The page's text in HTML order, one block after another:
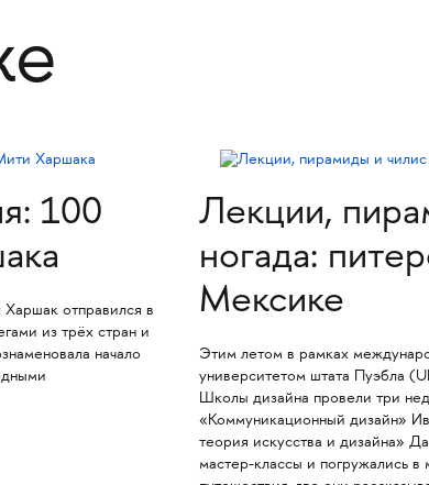
100
отправился в
из трёх стран и
начало
Лекции,
ногада:
Мексике
Этим летом в рамках
университетом штата Пуэбла
Школы дизайна провели три
«Коммуникационный дизайн»
теория искусства и дизайна»
мастер-классы и погружались в